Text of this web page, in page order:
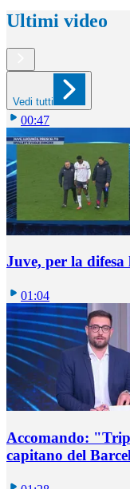
Ultimi video
Vedi tutti
00:47
Juve, per la
01:04
Accomando:
capitano del